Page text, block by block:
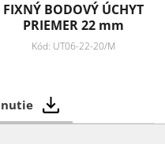
FIXNÝ BODOVÝ ÚCHYT
PRIEMER 22 mm
Kód: UT06-22-20/M